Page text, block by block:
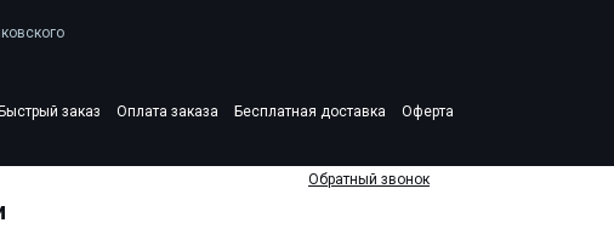
Быстрый заказ Оплата заказа Бесплатная доставка Оферта
Обратный звонок